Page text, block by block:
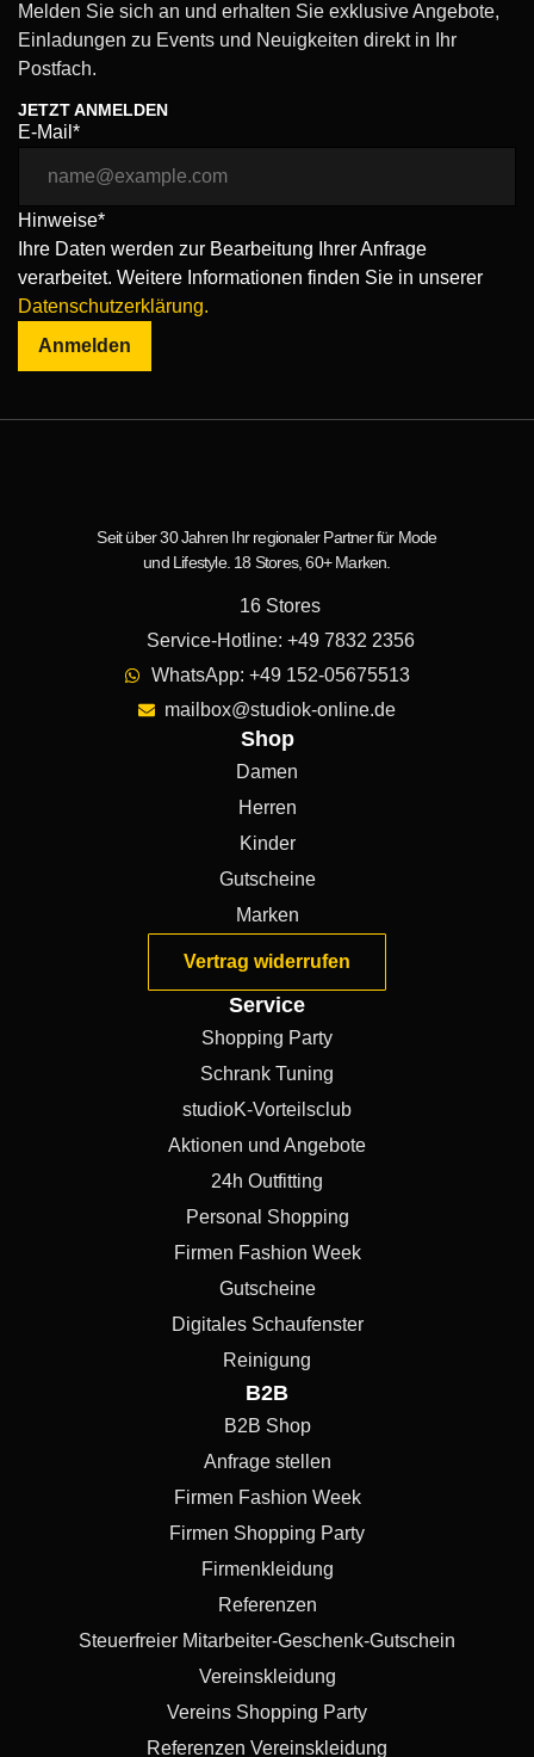
Melden Sie sich an und erhalten Sie exklusive Angebote,
Einladungen zu Events und Neuigkeiten direkt in Ihr
Postfach.
JETZT ANMELDEN
E-Mail*
Hinweise*
Ihre Daten werden zur Bearbeitung Ihrer Anfrage
verarbeitet. Weitere Informationen finden Sie in unserer
Datenschutzerklärung.
Anmelden
Seit über 30 Jahren Ihr regionaler Partner für Mode
und Lifestyle. 18 Stores, 60+ Marken.
16 Stores
Service-Hotline: +49 7832 2356
WhatsApp: +49 152-05675513
mailbox@studiok-online.de
Shop
Damen
Herren
Kinder
Gutscheine
Marken
Vertrag widerrufen
Service
Shopping Party
Schrank Tuning
studioK-Vorteilsclub
Aktionen und Angebote
24h Outfitting
Personal Shopping
Firmen Fashion Week
Gutscheine
Digitales Schaufenster
Reinigung
B2B
B2B Shop
Anfrage stellen
Firmen Fashion Week
Firmen Shopping Party
Firmenkleidung
Referenzen
Steuerfreier Mitarbeiter-Geschenk-Gutschein
Vereinskleidung
Vereins Shopping Party
Referenzen Vereinskleidung